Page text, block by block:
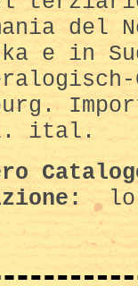
del
e in
ital.